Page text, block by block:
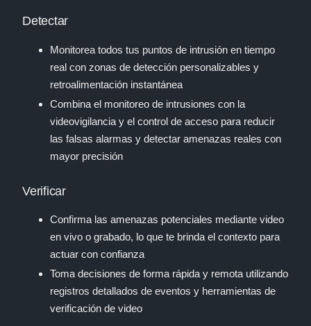
Detectar
Monitorea todos tus puntos de intrusión en tiempo
real con zonas de detección personalizables y
retroalimentación instantánea
Combina el monitoreo de intrusiones con la
videovigilancia y el control de acceso para reducir
las falsas alarmas y detectar amenazas reales con
mayor precisión
Verificar
Confirma las amenazas potenciales mediante video
en vivo o grabado, lo que te brinda el contexto para
actuar con confianza
Toma decisiones de forma rápida y remota utilizando
registros detallados de eventos y herramientas de
verificación de video